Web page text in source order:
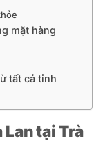
mặt hàng
tất cả tỉnh
tại Trà